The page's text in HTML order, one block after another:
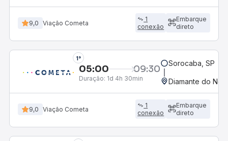
9,0 Viação Cometa
1
conexão
Embarque
direto
1°
05:00 09:30
Duração: 1d 4h 30min
Sorocaba, SP
Diamante do
9,0 Viação Cometa
1
conexão
Embarque
direto